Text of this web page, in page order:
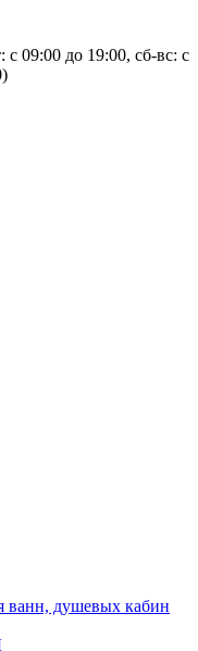
с 09:00 до 19:00, сб-вс: с
ванн, душевых кабин